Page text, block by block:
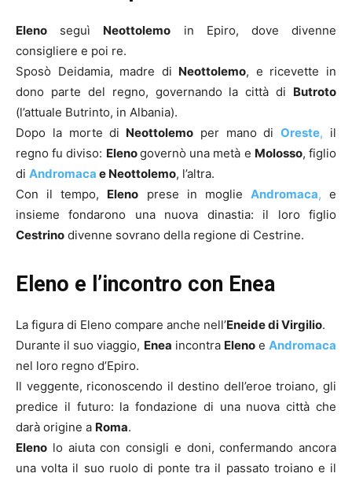
Eleno seguì Neottolemo in Epiro, dove divenne
consigliere e poi re.
Sposò Deidamia, madre di Neottolemo, e ricevette in
dono parte del regno, governando la città di Butroto
(l’attuale Butrinto, in Albania).
Dopo la morte di Neottolemo per mano diOreste, il
regno fu diviso: Elenogovernò una metà e Molosso, figlio
di Andromaca e Neottolemo, l’altra.
Con il tempo, Eleno prese in moglie Andromaca, e
insieme fondarono una nuova dinastia: il loro figlio
Cestrino divenne sovrano della regione di Cestrine.
Eleno e l’incontro con Enea
La figura di Eleno compare anche nell’Eneide di Virgilio.
Durante il suo viaggio, Enea incontra Elenoe Andromaca
nel loro regno d’Epiro.
Il veggente, riconoscendo il destino dell’eroe troiano, gli
predice il futuro: la fondazione di una nuova città che
darà origine a Roma.
Eleno lo aiuta con consigli e doni, confermando ancora
una volta il suo ruolo di ponte tra il passato troiano e il